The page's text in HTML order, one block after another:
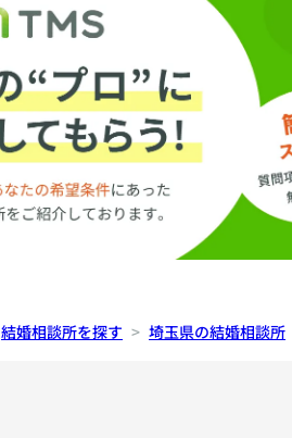
結婚相談所を探す 埼玉県の結婚相談所